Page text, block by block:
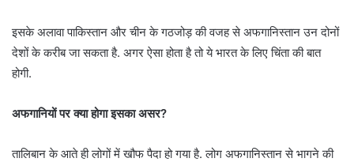
इसके अलावा पाकिस्तान और चीन के गठजोड़ की वजह से अफगानिस्तान उन दोनों
देशों के करीब जा सकता है. अगर ऐसा होता है तो ये भारत के लिए चिंता की बात
होगी.
अफगानियों पर क्या होगा इसका असर?
तालिबान के आते ही लोगों में खौफ पैदा हो गया है. लोग अफगानिस्तान से भागने की